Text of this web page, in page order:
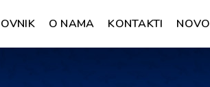
O NAMA KONTAKTI